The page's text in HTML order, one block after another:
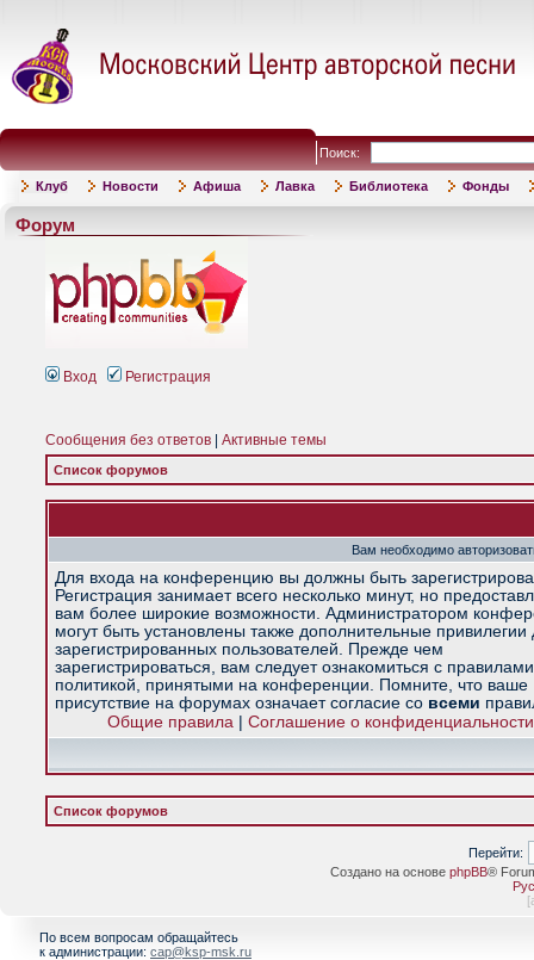
Поиск:
Клуб Новости Афиша Лавка Библиотека Фонды
Форум
Вход Регистрация
Сообщения без ответов Активные темы
Список форумов
Вам необходимо
Для входа на конференцию вы должны быть
Регистрация занимает всего несколько минут, но
вам более широкие возможности. Администратором
могут быть установлены также дополнительные привилегии
зарегистрированных пользователей. Прежде чем
зарегистрироваться, вам следует ознакомиться с
политикой, принятыми на конференции. Помните, что ваше
присутствие на форумах означает согласие со всеми
Общие правила| Соглашение о конфиденциальности
Список форумов
Перейти:
Создано на основе phpBB®
[
По всем вопросам обращайтесь
к администрации: cap@ksp-msk.ru